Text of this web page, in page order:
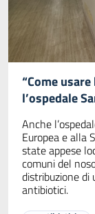
“Come
l’ospedale
Anche
Europea e alla
state appese
comuni del
distribuzione di
antibiotici.